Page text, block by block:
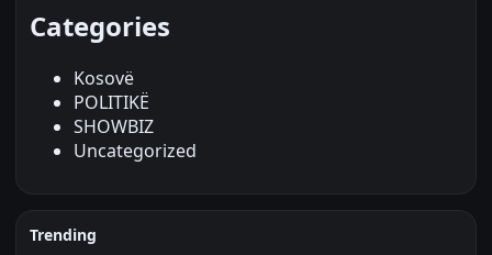
Categories
Kosovë
POLITIKË
SHOWBIZ
Uncategorized
Trending